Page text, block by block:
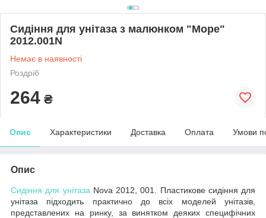
Сидіння для унітаза з малюнком "Море"
2012.001N
Немає в наявності
Роздріб
264 ₴
Опис Характеристики Доставка Оплата Умови
Опис
Сидіння для унітаза Nova 2012, 001. Пластикове сидіння для
унітаза підходить практично до всіх моделей унітазів,
представлених на ринку, за винятком деяких специфічних